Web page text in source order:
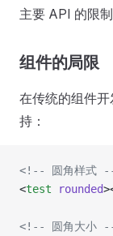
主要 API 的限
组件的局限
在传统的组件
持：
<!-- 圆角样式
<test rounded
<!-- 圆角大小